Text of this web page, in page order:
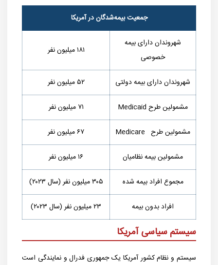
جمعیت بیمه‌شدگان در آمریکا
شهروندان دارای بیمه
خصوصی
۱۸۱ میلیون نفر
شهروندان دارای بیمه دولتی ۵۲ میلیون نفر
مشمولین طرح Medicaid ۷۱ میلیون نفر
مشمولین طرح Medicare ۶۷ میلیون نفر
مشمولین بیمه نظامیان ۱۶ میلیون نفر
مجموع افراد بیمه شده ۳۰۵ میلیون نفر (سال ۲۰۲۳)
افراد بدون بیمه ۲۳ میلیون نفر (سال ۲۰۲۳)
سیستم سیاسی آمریکا
سیستم و نظام کشور آمریکا یک جمهوری فدرال و نمایندگی است